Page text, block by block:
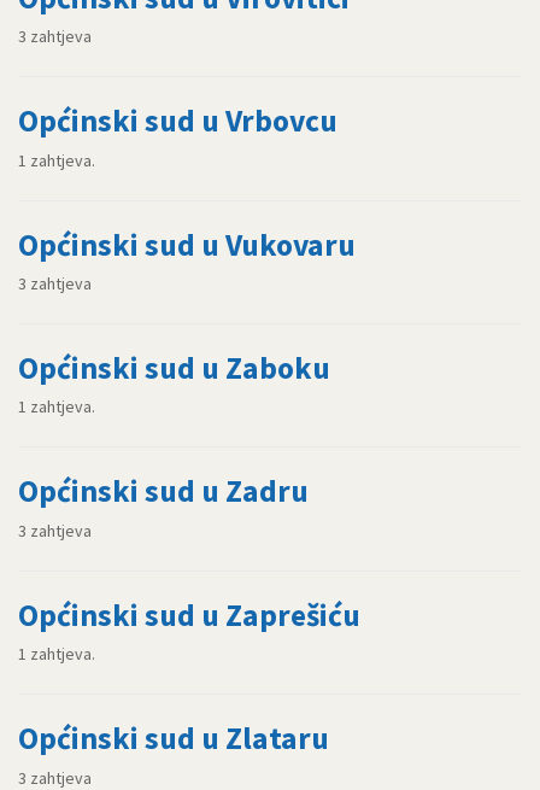
3 zahtjeva
Općinski sud u Vrbovcu
1 zahtjeva.
Općinski sud u Vukovaru
3 zahtjeva
Općinski sud u Zaboku
1 zahtjeva.
Općinski sud u Zadru
3 zahtjeva
Općinski sud u Zaprešiću
1 zahtjeva.
Općinski sud u Zlataru
3 zahtjeva